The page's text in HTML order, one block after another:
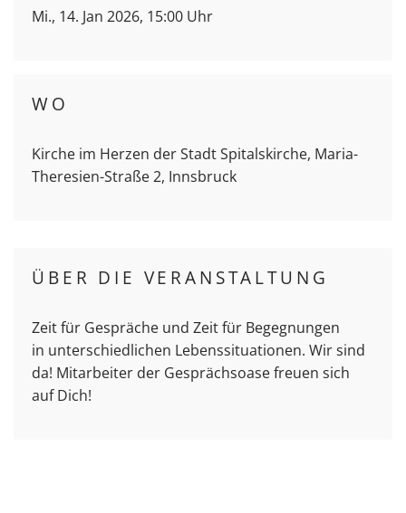
Mi., 14. Jan 2026, 15:00 Uhr
WO
Kirche im Herzen der Stadt Spitalskirche, Maria-
Theresien-Straße 2, Innsbruck
ÜBER DIE VERANSTALTUNG
Zeit für Gespräche und Zeit für Begegnungen
in unterschiedlichen Lebenssituationen. Wir sind
da! Mitarbeiter der Gesprächsoase freuen sich
auf Dich!